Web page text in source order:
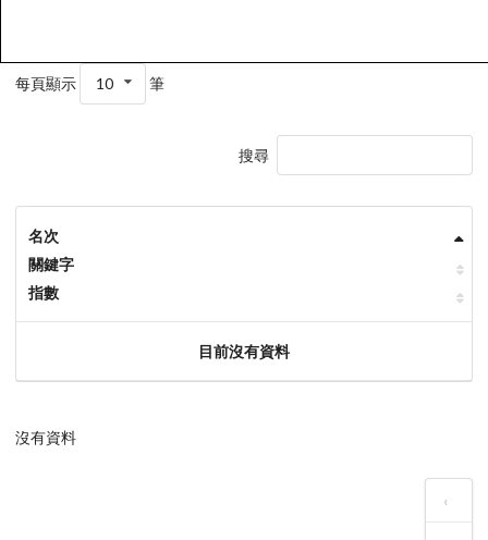
每頁顯示 10 筆
搜尋
名次
關鍵字
指數
目前沒有資料
沒有資料
‹